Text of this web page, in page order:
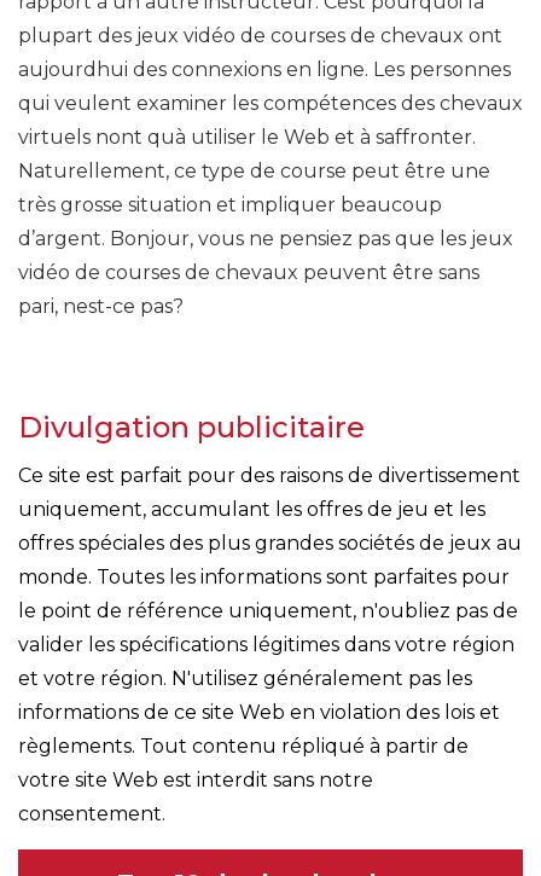
plupart des jeux vidéo de courses de chevaux ont
aujourdhui des connexions en ligne. Les personnes
qui veulent examiner les compétences des chevaux
virtuels nont quà utiliser le Web et à saffronter.
Naturellement, ce type de course peut être une
très grosse situation et impliquer beaucoup
d’argent. Bonjour, vous ne pensiez pas que les jeux
vidéo de courses de chevaux peuvent être sans
pari, nest-ce pas?
Divulgation publicitaire
Ce site est parfait pour des raisons de divertissement
uniquement, accumulant les offres de jeu et les
offres spéciales des plus grandes sociétés de jeux au
monde. Toutes les informations sont parfaites pour
le point de référence uniquement, n'oubliez pas de
valider les spécifications légitimes dans votre région
et votre région. N'utilisez généralement pas les
informations de ce site Web en violation des lois et
règlements. Tout contenu répliqué à partir de
votre site Web est interdit sans notre
consentement.